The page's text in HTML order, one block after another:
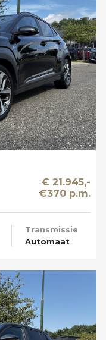
€ 21.945,-
€370 p.m.
Transmissie
Automaat